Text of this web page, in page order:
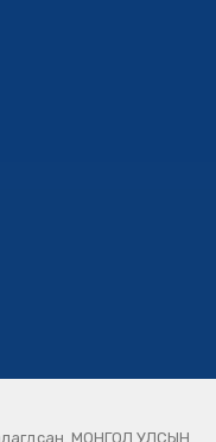
МОНГОЛ УЛСЫН